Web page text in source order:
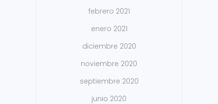
febrero 2021
enero 2021
diciembre 2020
noviembre 2020
septiembre 2020
junio 2020